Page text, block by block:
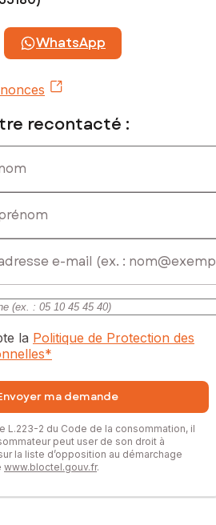
€
SAFTI : Bouteyna
: 06 14 29 60 28, E-mail :
- EI - Agent commercial
WhatsApp
recontacté :
la Politique de Protection des
*
ma demande
L.223-2 du Code de la consommation, il
peut user de son droit à
la liste d’opposition au démarchage
www.bloctel.gouv.fr.